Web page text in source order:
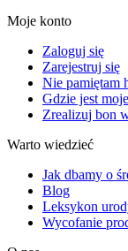
Moje konto
Zaloguj się
Zarejestruj się
Nie pamiętam
Gdzie jest
Zrealizuj bon
Warto wiedzieć
Jak dbamy o
Blog
Leksykon
Wycofanie